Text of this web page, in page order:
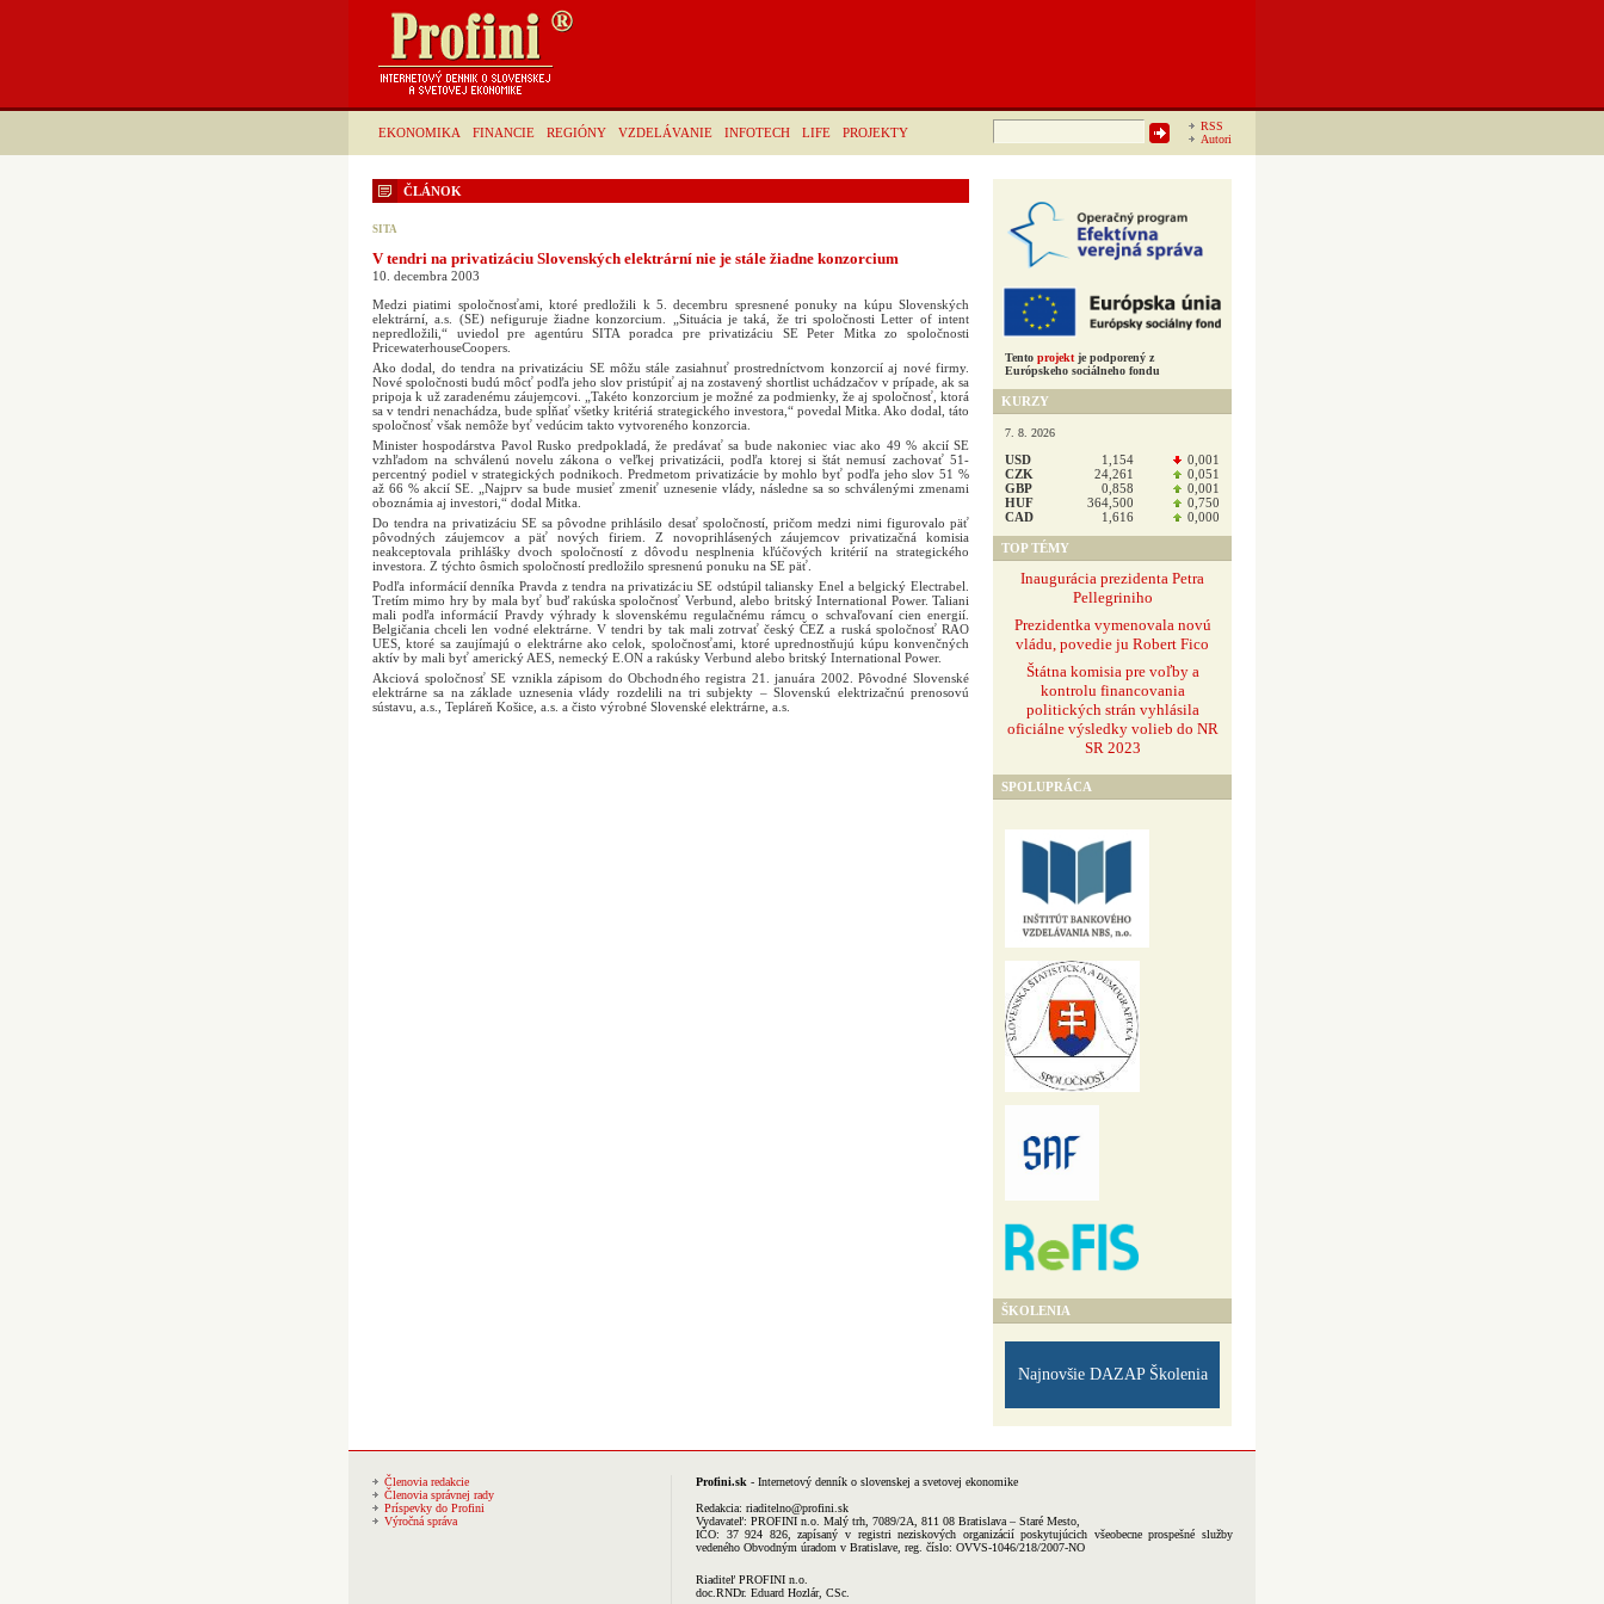
EKONOMIKA FINANCIE REGIÓNY VZDELÁVANIE INFOTECH LIFE PROJEKTY
RSS
Autori
Hľadať:
ČLÁNOK
SITA
V tendri na privatizáciu Slovenských elektrární nie je stále žiadne konzorcium
10. decembra 2003
Medzi piatimi spoločnosťami, ktoré predložili k 5. decembru spresnené ponuky na kúpu Slovenských
elektrární, a.s. (SE) nefiguruje žiadne konzorcium. „Situácia je taká, že tri spoločnosti Letter of intent
nepredložili,“ uviedol pre agentúru SITA poradca pre privatizáciu SE Peter Mitka zo spoločnosti
PricewaterhouseCoopers.
Ako dodal, do tendra na privatizáciu SE môžu stále zasiahnuť prostredníctvom konzorcií aj nové firmy.
Nové spoločnosti budú môcť podľa jeho slov pristúpiť aj na zostavený shortlist uchádzačov v prípade, ak sa
pripoja k už zaradenému záujemcovi. „Takéto konzorcium je možné za podmienky, že aj spoločnosť, ktorá
sa v tendri nenachádza, bude spĺňať všetky kritériá strategického investora,“ povedal Mitka. Ako dodal, táto
spoločnosť však nemôže byť vedúcim takto vytvoreného konzorcia.
Minister hospodárstva Pavol Rusko predpokladá, že predávať sa bude nakoniec viac ako 49 % akcií SE
vzhľadom na schválenú novelu zákona o veľkej privatizácii, podľa ktorej si štát nemusí zachovať 51-
percentný podiel v strategických podnikoch. Predmetom privatizácie by mohlo byť podľa jeho slov 51 %
až 66 % akcií SE. „Najprv sa bude musieť zmeniť uznesenie vlády, následne sa so schválenými zmenami
oboznámia aj investori,“ dodal Mitka.
Do tendra na privatizáciu SE sa pôvodne prihlásilo desať spoločností, pričom medzi nimi figurovalo päť
pôvodných záujemcov a päť nových firiem. Z novoprihlásených záujemcov privatizačná komisia
neakceptovala prihlášky dvoch spoločností z dôvodu nesplnenia kľúčových kritérií na strategického
investora. Z týchto ôsmich spoločností predložilo spresnenú ponuku na SE päť.
Podľa informácií denníka Pravda z tendra na privatizáciu SE odstúpil taliansky Enel a belgický Electrabel.
Tretím mimo hry by mala byť buď rakúska spoločnosť Verbund, alebo britský International Power. Taliani
mali podľa informácií Pravdy výhrady k slovenskému regulačnému rámcu o schvaľovaní cien energií.
Belgičania chceli len vodné elektrárne. V tendri by tak mali zotrvať český ČEZ a ruská spoločnosť RAO
UES, ktoré sa zaujímajú o elektrárne ako celok, spoločnosťami, ktoré uprednostňujú kúpu konvenčných
aktív by mali byť americký AES, nemecký E.ON a rakúsky Verbund alebo britský International Power.
Akciová spoločnosť SE vznikla zápisom do Obchodného registra 21. januára 2002. Pôvodné Slovenské
elektrárne sa na základe uznesenia vlády rozdelili na tri subjekty – Slovenskú elektrizačnú prenosovú
sústavu, a.s., Tepláreň Košice, a.s. a čisto výrobné Slovenské elektrárne, a.s.
Tento projekt je podporený z
Európskeho sociálneho fondu
KURZY
7. 8. 2026
USD 1,154
0,001
CZK
24,261
0,051
GBP
0,858
0,001
HUF
364,500
0,750
CAD
1,616 0,000
TOP TÉMY
Inaugurácia prezidenta Petra
Pellegriniho
Prezidentka vymenovala novú
vládu, povedie ju Robert Fico
Štátna komisia pre voľby a
kontrolu financovania
politických strán vyhlásila
oficiálne výsledky volieb do NR
SR 2023
SPOLUPRÁCA
ŠKOLENIA
Najnovšie DAZAP Školenia
Členovia redakcie
Členovia správnej rady
Príspevky do Profini
Výročná správa
Profini.sk - Internetový denník o slovenskej a svetovej ekonomike
Redakcia: riaditelno@profini.sk
Vydavateľ: PROFINI n.o. Malý trh, 7089/2A, 811 08 Bratislava – Staré Mesto,
IČO: 37 924 826, zapísaný v registri neziskových organizácií poskytujúcich všeobecne prospešné služby
vedeného Obvodným úradom v Bratislave, reg. číslo: OVVS-1046/218/2007-NO
Riaditeľ PROFINI n.o.
doc.RNDr. Eduard Hozlár, CSc.